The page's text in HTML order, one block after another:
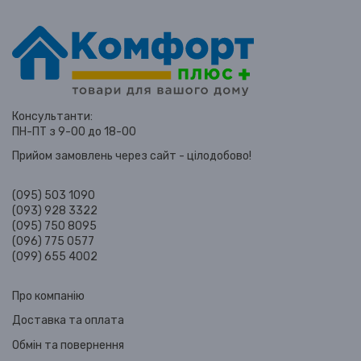
Консультанти:
ПН-ПТ з 9-00 до 18-00
Прийом замовлень через сайт - цілодобово!
(095) 503 1090
(093) 928 3322
(095) 750 8095
(096) 775 0577
(099) 655 4002
Про компанію
Доставка та оплата
Обмін та повернення